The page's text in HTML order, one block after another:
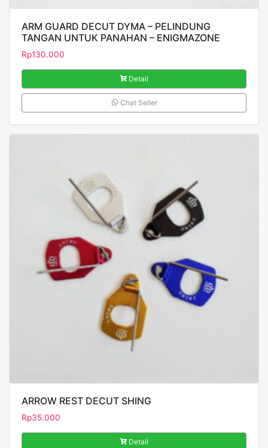
ARM GUARD DECUT DYMA – PELINDUNG
TANGAN UNTUK PANAHAN – ENIGMAZONE
Rp130.000
Detail
Chat Seller
ARROW REST DECUT SHING
Rp35.000
Detail